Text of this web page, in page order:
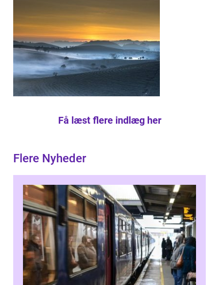
Få læst flere indlæg her
Flere Nyheder